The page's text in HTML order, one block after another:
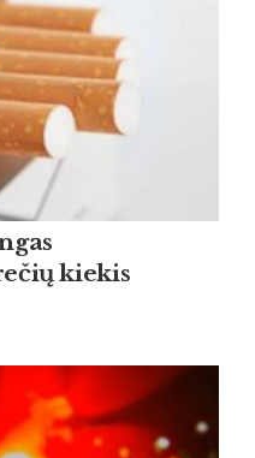
kiekis